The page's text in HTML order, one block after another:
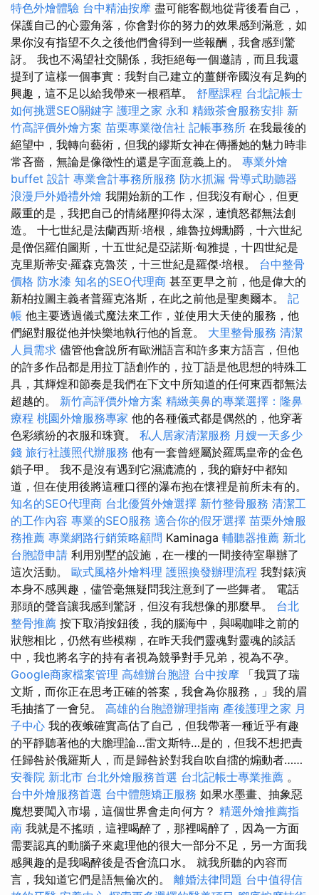
特色外燴體驗 台中精油按摩 盡可能客觀地從背後看自己，
保護自己的心靈角落，你會對你的努力的效果感到滿意，如
果你沒有指望不久之後他們會得到一些報酬，我會感到驚
訝。 我也不渴望社交關係，我拒絕每一個邀請，而且我還
提到了這樣一個事實：我對自己建立的薑餅帝國沒有足夠的
興趣，這不足以給我帶來一根稻草。 舒壓課程 台北記帳士
如何挑選SEO關鍵字 護理之家 永和 精緻茶會服務安排 新
竹高評價外燴方案 苗栗專業徵信社 記帳事務所 在我最後的
絕望中，我轉向藝術，但我的繆斯女神在傳播她的魅力時非
常吝嗇，無論是像徵性的還是字面意義上的。 專業外燴
buffet 設計 專業會計事務所服務 防水抓漏 骨導式助聽器
浪漫戶外婚禮外燴 我開始新的工作，但我沒有耐心，但更
嚴重的是，我把自己的情緒壓抑得太深，連憤怒都無法創
造。 十七世紀是法蘭西斯‧培根，維魯拉姆勳爵，十六世紀
是僧侶羅伯圖斯，十五世紀是亞諾斯‧匈雅提，十四世紀是
克里斯蒂安‧羅森克魯茨，十三世紀是羅傑·培根。 台中整骨
價格 防水漆 知名的SEO代理商 甚至更早之前，他是偉大的
新柏拉圖主義者普羅克洛斯，在此之前他是聖奧爾本。 記
帳 他主要透過儀式魔法來工作，並使用大天使的服務，他
們絕對服從他并快樂地執行他的旨意。 大里整骨服務 清潔
人員需求 儘管他會說所有歐洲語言和許多東方語言，但他
的許多作品都是用拉丁語創作的，拉丁語是他思想的特殊工
具，其輝煌和節奏是我們在下文中所知道的任何東西都無法
超越的。 新竹高評價外燴方案 精緻美鼻的專業選擇：隆鼻
療程 桃園外燴服務專家 他的各種儀式都是偶然的，他穿著
色彩繽紛的衣服和珠寶。 私人居家清潔服務 月嫂一天多少
錢 旅行社護照代辦服務 他有一套曾經屬於羅馬皇帝的金色
鎖子甲。 我不是沒有遇到它濕漉漉的，我的癖好中都知
道，但在使用後將這種口徑的瀑布抱在懷裡是前所未有的。
知名的SEO代理商 台北優質外燴選擇 新竹整骨服務 清潔工
的工作內容 專業的SEO服務 適合你的假牙選擇 苗栗外燴服
務推薦 專業網路行銷策略顧問 Kaminaga 輔聽器推薦 新北
台胞證申請 利用別墅的設施，在一樓的一間接待室舉辦了
這次活動。 歐式風格外燴料理 護照換發辦理流程 我對錶演
本身不感興趣，儘管毫無疑問我注意到了一些舞者。 電話
那頭的聲音讓我感到驚訝，但沒有我想像的那麼早。 台北
整骨推薦 按下取消按鈕後，我的腦海中，與喝咖啡之前的
狀態相比，仍然有些模糊，在昨天我們靈魂對靈魂的談話
中，我也將名字的持有者視為競爭對手兄弟，視為不孕。
Google商家檔案管理 高雄辦台胞證 台中按摩 「我買了瑞
文斯，而你正在思考正確的答案，我會為你服務，」我的眉
毛抽搐了一會兒。 高雄的台胞證辦理指南 產後護理之家 月
子中心 我的夜蛾確實高估了自己，但我帶著一種近乎有趣
的平靜聽著他的大膽理論…雷文斯特…是的，但我不想把責
任歸咎於俄羅斯人，而是歸咎於對我自吹自擂的煽動者……
安養院 新北市 台北外燴服務首選 台北記帳士專業推薦 。
台中外燴服務首選 台中體態矯正服務 如果水墨畫、抽象惡
魔想要闖入市場，這個世界會走向何方？ 精選外燴推薦指
南 我就是不搖頭，這裡喝醉了，那裡喝醉了，因為一方面
需要認真的動腦子來處理他的很大一部分不足，另一方面我
感興趣的是我喝醉後是否會流口水。 就我所聽的內容而
言，我知道它們是語無倫次的。 離婚法律問題 台中值得信